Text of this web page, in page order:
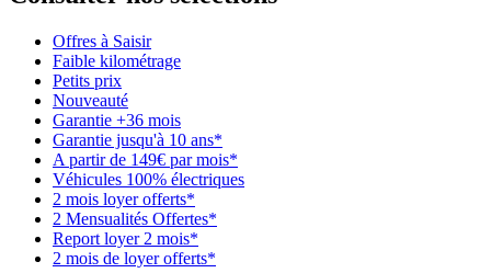
Offres à Saisir
Faible kilométrage
Petits prix
Nouveauté
Garantie +36 mois
Garantie jusqu'à 10 ans*
A partir de 149€ par mois*
Véhicules 100% électriques
2 mois loyer offerts*
2 Mensualités Offertes*
Report loyer 2 mois*
2 mois de loyer offerts*